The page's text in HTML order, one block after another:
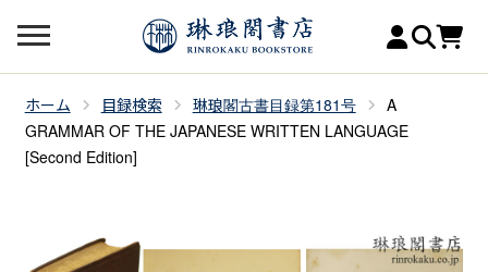
ホーム 目録検索 琳琅閣古書目録第181号
A
GRAMMAR OF THE JAPANESE WRITTEN LANGUAGE
[Second Edition]